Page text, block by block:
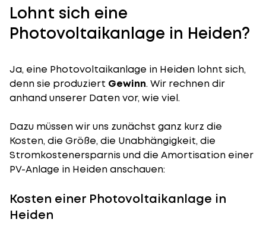
Lohnt sich eine
Photovoltaikanlage in Heiden?
Ja, eine Photovoltaikanlage in Heiden lohnt sich,
denn sie produziert Gewinn. Wir rechnen dir
anhand unserer Daten vor, wie viel.
Dazu müssen wir uns zunächst ganz kurz die
Kosten, die Größe, die Unabhängigkeit, die
Stromkostenersparnis und die Amortisation einer
PV-Anlage in Heiden anschauen:
Kosten einer Photovoltaikanlage in
Heiden